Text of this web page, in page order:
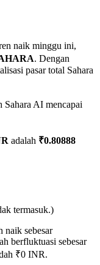
naik minggu ini,
. Dengan
pasar total Sahara
Sahara AI mencapai
adalah ₹0.80888
termasuk.)
naik sebesar
berfluktuasi sebesar
₹0 INR.